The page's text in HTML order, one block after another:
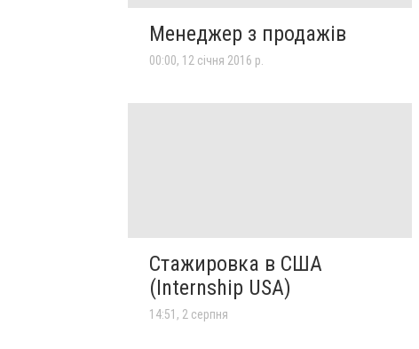
Менеджер з продажів
00:00, 12 січня 2016 р.
Стажировка в США
(Internship USA)
14:51, 2 серпня